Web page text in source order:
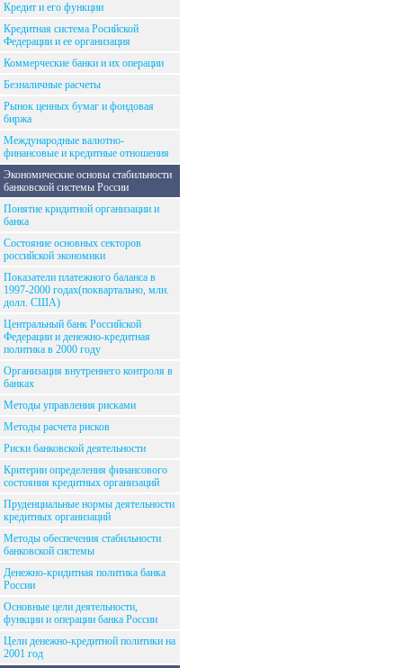
Кредит и его функции
Кредитная система Росийской
Федерации и ее организация
Коммерческие банки и их операции
Безналичные расчеты
Рынок ценных бумаг и фондовая
биржа
Международные валютно-
финансовые и кредитные отношения
Экономические основы стабильности
банковской системы России
Понятие кридитной организации и
банка
Состояние основных секторов
российской экономики
Показатели платежного баланса в
1997-2000 годах(поквартально, млн.
долл. США)
Центральный банк Российской
Федерации и денежно-кредитная
политика в 2000 году
Организация внутреннего контроля в
банках
Методы управления рисками
Методы расчета рисков
Риски банковской деятельности
Критерии определения финансового
состояния кредитных организаций
Пруденциальные нормы деятельности
кредитных организаций
Методы обеспечения стабильности
банковской системы
Денежно-кридитная политика банка
России
Основные цели деятельности,
функции и операции банка России
Цели денежно-кредитной политики на
2001 год